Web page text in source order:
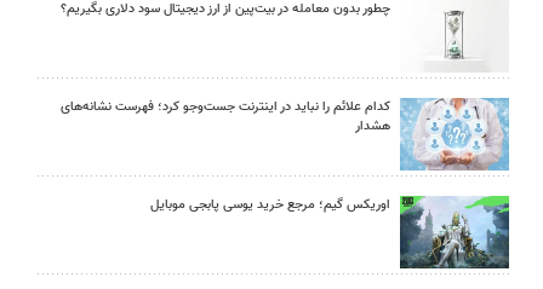
چطور بدون معامله در بیت‌پین از ارز دیجیتال سود دلاری بگیریم؟
کدام علائم را نباید در اینترنت جست‌وجو کرد؛ فهرست نشانه‌های
هشدار
اوریکس گیم؛ مرجع خرید یوسی پابجی موبایل